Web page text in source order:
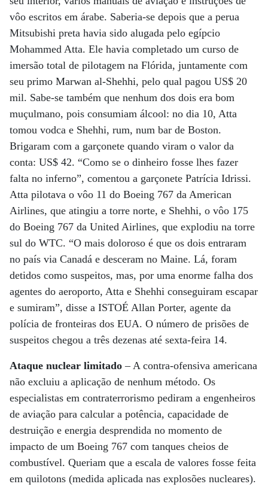
vôo escritos em árabe. Saberia-se depois que a perua
Mitsubishi preta havia sido alugada pelo egípcio
Mohammed Atta. Ele havia completado um curso de
imersão total de pilotagem na Flórida, juntamente com
seu primo Marwan al-Shehhi, pelo qual pagou US$ 20
mil. Sabe-se também que nenhum dos dois era bom
muçulmano, pois consumiam álcool: no dia 10, Atta
tomou vodca e Shehhi, rum, num bar de Boston.
Brigaram com a garçonete quando viram o valor da
conta: US$ 42. “Como se o dinheiro fosse lhes fazer
falta no inferno”, comentou a garçonete Patrícia Idrissi.
Atta pilotava o vôo 11 do Boeing 767 da American
Airlines, que atingiu a torre norte, e Shehhi, o vôo 175
do Boeing 767 da United Airlines, que explodiu na torre
sul do WTC. “O mais doloroso é que os dois entraram
no país via Canadá e desceram no Maine. Lá, foram
detidos como suspeitos, mas, por uma enorme falha dos
agentes do aeroporto, Atta e Shehhi conseguiram escapar
e sumiram”, disse a ISTOÉ Allan Porter, agente da
polícia de fronteiras dos EUA. O número de prisões de
suspeitos chegou a três dezenas até sexta-feira 14.
Ataque nuclear limitado – A contra-ofensiva americana
não excluiu a aplicação de nenhum método. Os
especialistas em contraterrorismo pediram a engenheiros
de aviação para calcular a potência, capacidade de
destruição e energia desprendida no momento de
impacto de um Boeing 767 com tanques cheios de
combustível. Queriam que a escala de valores fosse feita
em quilotons (medida aplicada nas explosões nucleares).